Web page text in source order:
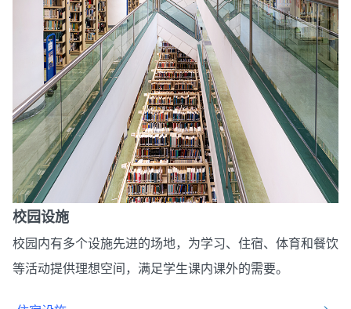
校园设施
校园内有多个设施先进的场地，为学习、住宿、体育和餐饮
等活动提供理想空间，满足学生课内课外的需要。